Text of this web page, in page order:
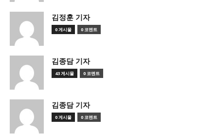
김정훈 기자
0 게시물 0 코멘트
김종담 기자
43 게시물 0 코멘트
김종담 기자
0 게시물 0 코멘트